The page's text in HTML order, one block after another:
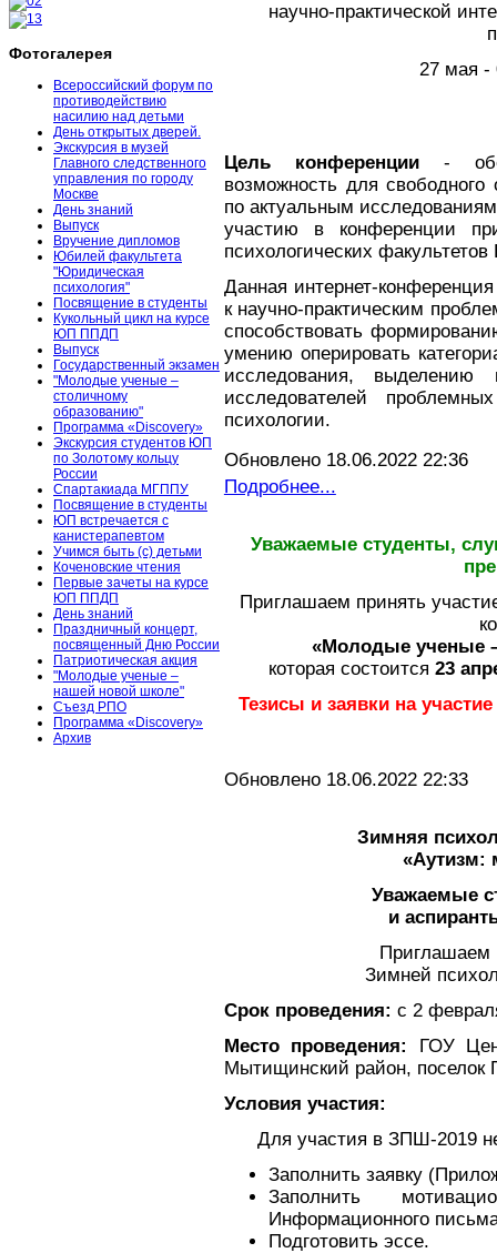
Фотогалерея
Всероссийский форум по
противодействию
насилию над детьми
День открытых дверей.
Экскурсия в музей
Главного следственного
управления по городу
Москве
День знаний
Выпуск
Вручение дипломов
Юбилей факультета
"Юридическая
психология"
Посвящение в студенты
Кукольный цикл на курсе
ЮП ППДП
Выпуск
Государственный экзамен
"Молодые ученые –
столичному
образованию"
Программа «Discovery»
Экскурсия студентов ЮП
по Золотому кольцу
России
Спартакиада МГППУ
Посвящение в студенты
ЮП встречается с
канистерапевтом
Учимся быть (с) детьми
Коченовские чтения
Первые зачеты на курсе
ЮП ППДП
День знаний
Праздничный концерт,
посвященный Дню России
Патриотическая акция
"Молодые ученые –
нашей новой школе"
Съезд РПО
Программа «Discovery»
Архив
научно-практической
27 мая -
Цель конференции-
возможность для
по актуальным
участию в конференции
психологических
Данная интернет-
к научно-практическим
способствовать
умению оперировать
исследования,
исследователей
психологии.
Обновлено 18.06.2022 22:36
Подробнее...
Уважаемые студенты,
Приглашаем принять
«Молодые ученые
которая состоится 23
Тезисы и заявки на
Обновлено 18.06.2022 22:33
Зимняя
«Аутизм:
Уважаемые
и
Приглашаем
Зимней
Срок проведения: с 2
Место проведения:
ГОУ
Мытищинский район, поселок
Условия участия:
Для участия в ЗПШ-2019
Заполнить заявку
Заполнить
Информационного
Подготовить эссе.